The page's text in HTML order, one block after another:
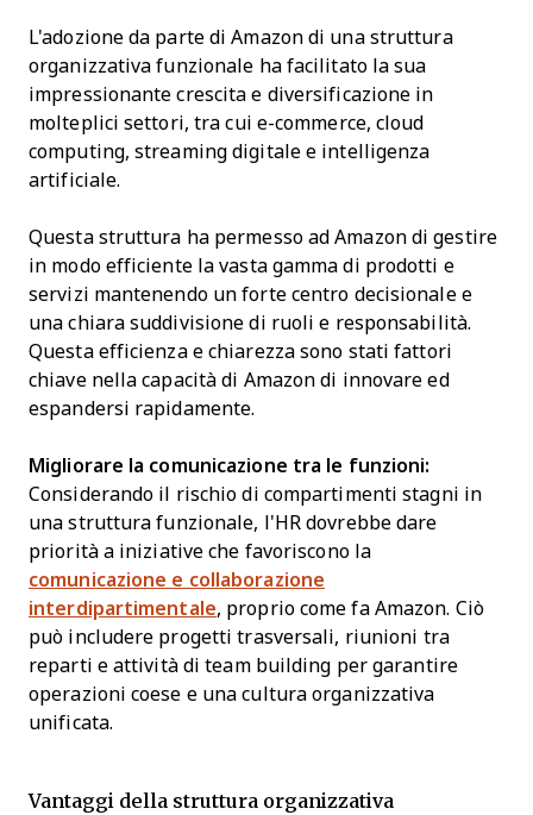
L'adozione da parte di Amazon di una struttura
organizzativa funzionale ha facilitato la sua
impressionante crescita e diversificazione in
molteplici settori, tra cui e-commerce, cloud
computing, streaming digitale e intelligenza
artificiale.
Questa struttura ha permesso ad Amazon di gestire
in modo efficiente la vasta gamma di prodotti e
servizi mantenendo un forte centro decisionale e
una chiara suddivisione di ruoli e responsabilità.
Questa efficienza e chiarezza sono stati fattori
chiave nella capacità di Amazon di innovare ed
espandersi rapidamente.
Migliorare la comunicazione tra le funzioni:
Considerando il rischio di compartimenti stagni in
una struttura funzionale, l'HR dovrebbe dare
priorità a iniziative che favoriscono la
comunicazione e collaborazione
interdipartimentale, proprio come fa Amazon. Ciò
può includere progetti trasversali, riunioni tra
reparti e attività di team building per garantire
operazioni coese e una cultura organizzativa
unificata.
Vantaggi della struttura organizzativa